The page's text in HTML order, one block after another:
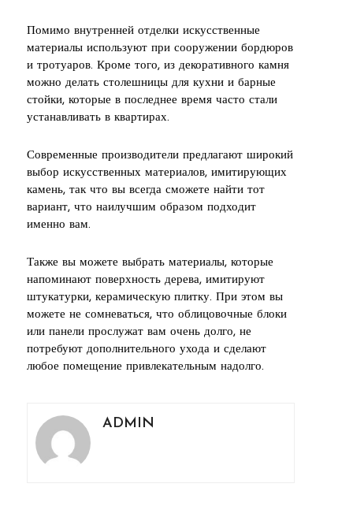
Помимо внутренней отделки искусственные
материалы используют при сооружении бордюров
и тротуаров. Кроме того, из декоративного камня
можно делать столешницы для кухни и барные
стойки, которые в последнее время часто стали
устанавливать в квартирах.
Современные производители предлагают широкий
выбор искусственных материалов, имитирующих
камень, так что вы всегда сможете найти тот
вариант, что наилучшим образом подходит
именно вам.
Также вы можете выбрать материалы, которые
напоминают поверхность дерева, имитируют
штукатурки, керамическую плитку. При этом вы
можете не сомневаться, что облицовочные блоки
или панели прослужат вам очень долго, не
потребуют дополнительного ухода и сделают
любое помещение привлекательным надолго.
ADMIN